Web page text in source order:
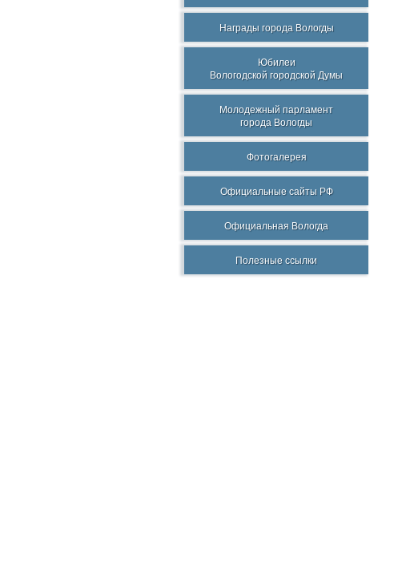
Награды города Вологды
Юбилеи
Вологодской городской Думы
Молодежный парламент
города Вологды
Фотогалерея
Официальные сайты РФ
Официальная Вологда
Полезные ссылки